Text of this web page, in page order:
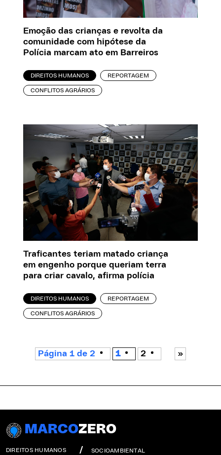
Emoção das crianças e revolta da
comunidade com hipótese da
Polícia marcam ato em Barreiros
DIREITOS HUMANOS REPORTAGEM
CONFLITOS AGRÁRIOS
Traficantes teriam matado criança
em engenho porque queriam terra
para criar cavalo, afirma polícia
DIREITOS HUMANOS REPORTAGEM
CONFLITOS AGRÁRIOS
Página 1 de 2 1 2 »
MARCOZERO
DIREITOS HUMANOS SOCIOAMBIENTAL